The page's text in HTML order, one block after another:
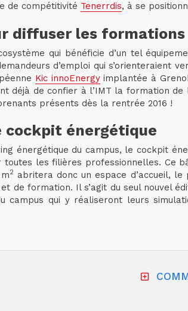
de compétitivité Tenerrdis, à se
diffuser les formations
qui bénéficie d’un tel
d’emploi qui s’orienteraient
Kic innoEnergyimplantée à
déjà de confier à l’IMT la formation
présents dès la rentrée 2016 !
cockpit énergétique
énergétique du campus, le cockpit
les filières professionnelles. Ce
2
abritera donc un espace d’accueil,
de formation. Il s’agit du seul nouvel
campus qui y réaliseront leurs